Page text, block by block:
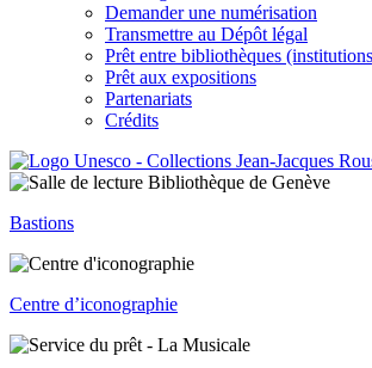
Demander une numérisation
Transmettre au Dépôt légal
Prêt entre bibliothèques
Prêt aux expositions
Partenariats
Crédits
Bastions
Centre d’iconographie